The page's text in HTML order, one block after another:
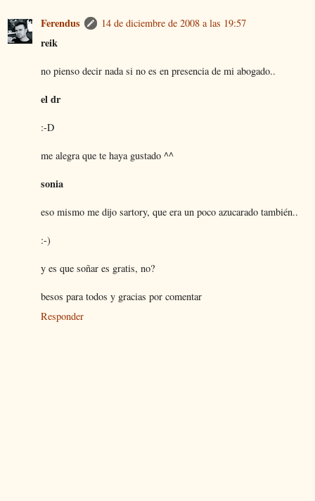
Ferendus 14 de diciembre de 2008 a las 19:57
reik
no pienso decir nada si no es en presencia de mi abogado..
el dr
:-D
me alegra que te haya gustado ^^
sonia
eso mismo me dijo sartory, que era un poco azucarado también..
:-)
y es que soñar es gratis, no?
besos para todos y gracias por comentar
Responder